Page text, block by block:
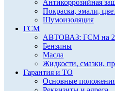
Антикоррозийная
Покраска, эмали,
Шумоизоляция
ГСМ
АВТОВАЗ: ГСМ на
Бензины
Масла
Жидкости, смазки,
Гарантия и ТО
Основные